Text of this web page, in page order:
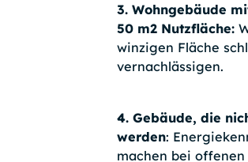
3. Wohngebäude
50 m2 Nutzfläche:
winzigen Fläche
vernachlässigen.
4. Gebäude, die
werden:
machen bei